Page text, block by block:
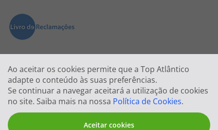
Ao aceitar os cookies permite que a Top Atlântico
adapte o conteúdo às suas preferências.
Se continuar a navegar aceitará a utilização de cookies
no site. Saiba mais na nossa Política de Cookies.
Aceitar cookies
2026 © Todos os direitos reservados:Top Atlântico, Viagens e Turismo